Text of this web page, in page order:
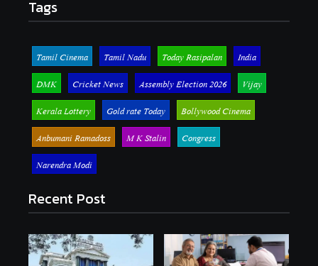
Tags
Tamil Cinema Tamil Nadu Today Rasipalan
India
DMK
Cricket News Assembly Election 2026
Vijay
Kerala Lottery
Gold rate Today
Bollywood Cinema
Anbumani Ramadoss
M K Stalin
Congress
Narendra Modi
Recent Post